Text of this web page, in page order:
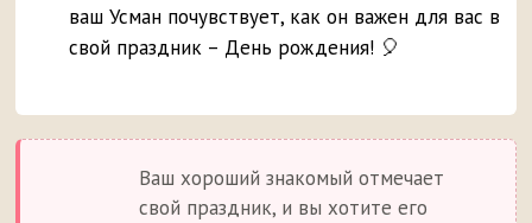
ваш Усман почувствует, как он важен для вас в
свой праздник – День рождения! 🎈
Ваш хороший знакомый отмечает
свой праздник, и вы хотите его